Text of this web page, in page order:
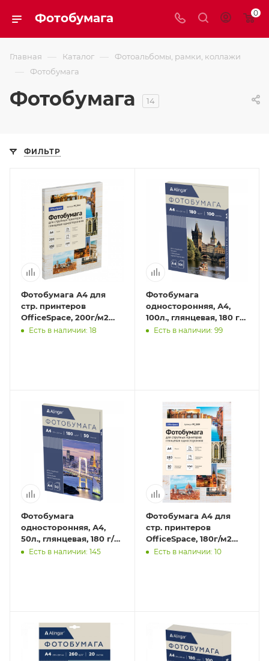
Фотобумага 0
Главная — Каталог — Фотоальбомы, рамки, коллажи
— Фотобумага
Фотобумага 14
ФИЛЬТР
Фотобумага А4 для
стр. принтеров
OfficeSpace, 200г/м2
(100л) глянцевая
Есть в наличии: 18
Фотобумага
односторонняя, А4,
100л., глянцевая, 180 г/
м2Есть в наличии: 99
Фотобумага
односторонняя, А4,
50л., глянцевая, 180 г/
м2Есть в наличии: 145
Фотобумага А4 для
стр. принтеров
OfficeSpace, 180г/м2
(50л) глянцевая
Есть в наличии: 10